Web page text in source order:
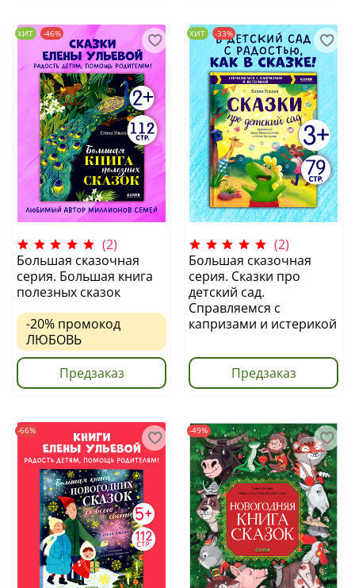
ХИТ -46%
(2)
Большая сказочная
серия. Большая книга
полезных сказок
-20% промокод
ЛЮБОВЬ
Предзаказ
ХИТ -33%
(2)
Большая сказочная
серия. Сказки про
детский сад.
Справляемся с
капризами и истерикой
Предзаказ
-66% -49%